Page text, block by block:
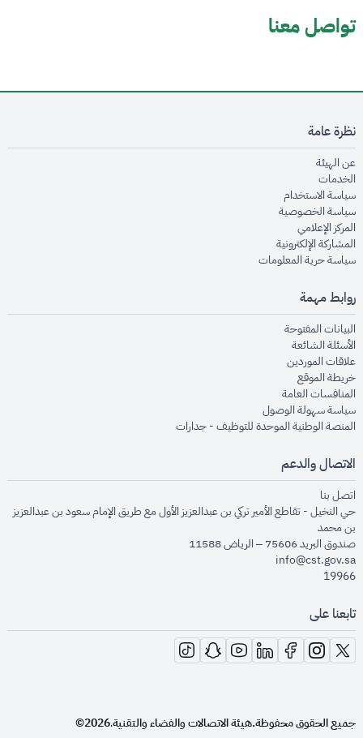
تواصل معنا
نظرة عامة
عن الهيئةopens in new window
الخدماتopens in new window
سياسة الاستخدامopens in new window
سياسة الخصوصيةopens in new window
المركز الإعلاميopens in new window
المشاركة الإلكترونيةopens in new window
سياسة حرية المعلوماتopens in new window
روابط مهمة
البيانات المفتوحةopens in new window
الأسئلة الشائعةopens in new window
علاقات الموردينopens in new window
خريطة الموقعopens in new window
المنافسات العامةopens in new window
سياسة سهولة الوصولopens in new window
المنصة الوطنية الموحدة للتوظيف - جداراتopens in new window
الاتصال والدعم
اتصل بنا
حي النخيل - تقاطع الأمير تركي بن عبدالعزيز الأول مع طريق الإمام سعود بن عبدالعزيز
بن محمد
صندوق البريد 75606 – الرياض 11588
info@cst.gov.sa
19966
تابعنا على
opens in new window
opens in new window
opens in new window
opens in new window
opens in new window
opens in new window
opens in new window
جميع الحقوق محفوظة.هيئة الاتصالات والفضاء والتقنية.
2026©